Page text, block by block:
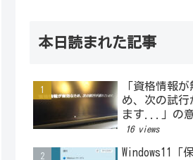
本日読まれた記事
「資格情報
め、次の試行
ます...」の
16 views
Windows11「